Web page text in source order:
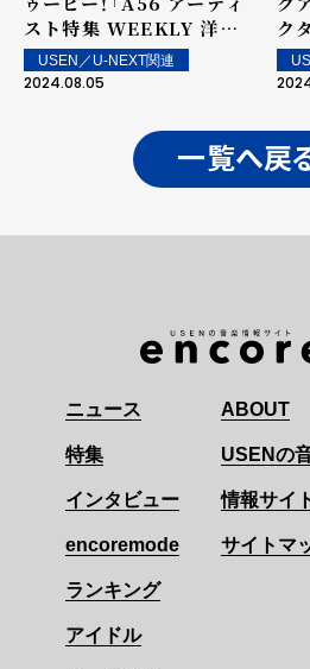
スト特集 WEEKLY 洋楽」
by USEN
USEN／U-NEXT関連
2024.08.05
ク
一覧へ戻
ニュース
特集
インタビュー
encoremode
ランキング
アイドル
ABOUT
USENの
情報サイ
サイトマ